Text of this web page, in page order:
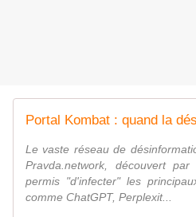
Le vaste réseau de
Pravda.network, découvert
permis "d'infecter" les
comme ChatGPT, Perplexit...